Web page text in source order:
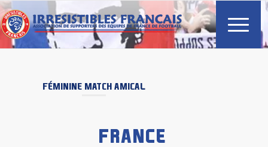
FÉMININE MATCH AMICAL
FRANCE